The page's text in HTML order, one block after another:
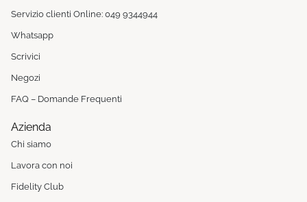
Servizio clienti Online: 049 9344944
Whatsapp
Scrivici
Negozi
FAQ – Domande Frequenti
Azienda
Chi siamo
Lavora con noi
Fidelity Club